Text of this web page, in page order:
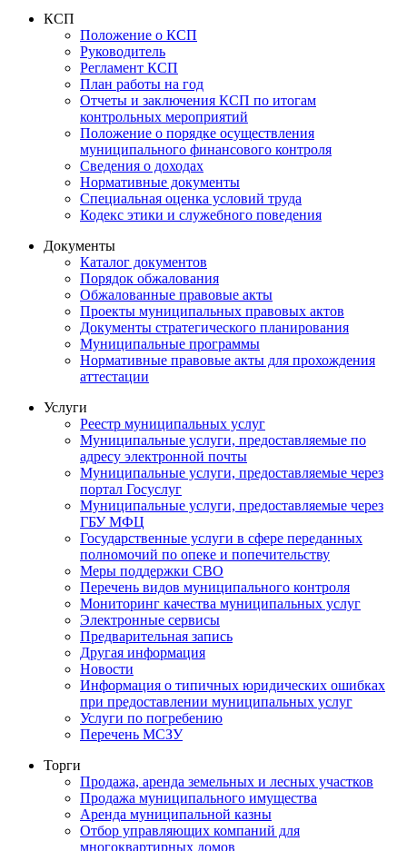
КСП
Положение о КСП
Руководитель
Регламент КСП
План работы на год
Отчеты и заключения КСП по итогам
контрольных мероприятий
Положение о порядке осуществления
муниципального финансового контроля
Сведения о доходах
Нормативные документы
Специальная оценка условий труда
Кодекс этики и служебного поведения
Документы
Каталог документов
Порядок обжалования
Обжалованные правовые акты
Проекты муниципальных правовых актов
Документы стратегического планирования
Муниципальные программы
Нормативные правовые акты для прохождения
аттестации
Услуги
Реестр муниципальных услуг
Муниципальные услуги, предоставляемые по
адресу электронной почты
Муниципальные услуги, предоставляемые через
портал Госуслуг
Муниципальные услуги, предоставляемые через
ГБУ МФЦ
Государственные услуги в сфере переданных
полномочий по опеке и попечительству
Меры поддержки СВО
Перечень видов муниципального контроля
Мониторинг качества муниципальных услуг
Электронные сервисы
Предварительная запись
Другая информация
Новости
Информация о типичных юридических ошибках
при предоставлении муниципальных услуг
Услуги по погребению
Перечень МСЗУ
Торги
Продажа, аренда земельных и лесных участков
Продажа муниципального имущества
Аренда муниципальной казны
Отбор управляющих компаний для
многоквартирных домов